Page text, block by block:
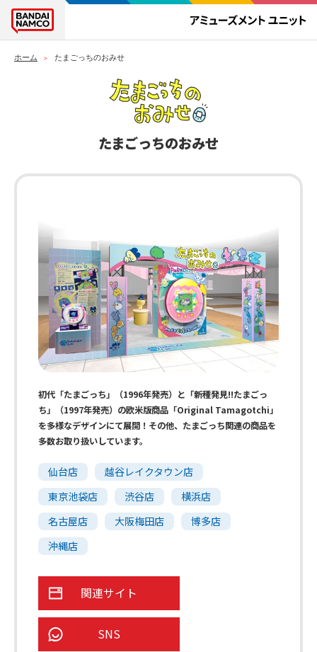
ホーム たまごっちのおみせ
たまごっちのおみせ
初代「たまごっち」（1996年発売）と「新種発見!!たまごっ
ち」（1997年発売）の欧米版商品「Original Tamagotchi」
を多様なデザインにて展開！その他、たまごっち関連の商品を
多数お取り扱いしています。
仙台店
越谷レイクタウン店
東京池袋店
渋谷店
横浜店
名古屋店
大阪梅田店
博多店
沖縄店
関連サイト
SNS